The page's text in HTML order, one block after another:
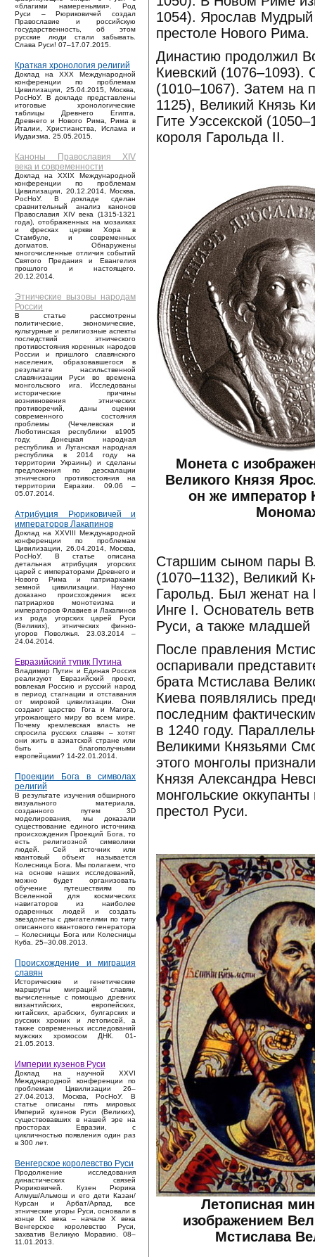
«благими намереньями». Род
Руси – Рюриковичей создал
Православие и российскую
государственность, об этом
русские люди стали забывать.
Слава Руси! 07–17.07.2015.
Краткая хронология религий
Доклад на XXX Международной
конференции по проблемам
Цивилизации, 25.04.2015, Москва,
РосНоУ. В докладе представлены
итоговые хронологические
таблицы Древнего Египта,
Древнего и Нового Рима, Рима в
Италии, Христианства, Ислама и
Иудаизма. 25.05.2015.
Каноны Православия XIV
века и современности
Доклад на XXIX Международной
конференции по проблемам
Цивилизации, 20.12.2014, Москва,
РосНоУ. В докладе сделан
сравнительный анализ канонов
Православия XIV века (1315-1321
года), отображенных на мозаиках
и фресках церкви Хора в
Стамбуле, и современных
догматов. Обнаружены
многочисленные отличия событий
Святого Предания и Евангелия
прошлого и настоящего.
20.12.2014.
Этнические вызовы народам
России
В статье рассмотрены
политические, экономические,
культурные и религиозные аспекты
последствий этнического
противостояния коренных народов
России и пришлого славянского
населения, образовавшегося в
результате насильственной
славянизации Руси во времена
монгольского ига. Исследованы
исторические причины
возникновения этнических
противоречий, даны оценки
современного состояния
проблемы (Чечелевская и
Люботинская республики в1905
году, Донецкая народная
республика и Луганская народная
республика в 2014 году на
территории Украины) и сделаны
предложения по деэскалации
этнического противостояния на
территории Евразии. 09.06 –
05.07.2014.
Атрибуция Рюриковичей и
императоров Лакапинов
Доклад на XXVIII Международной
конференции по проблемам
Цивилизации, 26.04.2014, Москва,
РосНоУ. В статье описана
детальная атрибуция угорских
царей с императорами Древнего и
Нового Рима и патриархами
земной цивилизации. Научно
доказано происхождения всех
патриархов монотеизма и
императоров Флавиев и Лакапинов
из рода угорских царей Руси
(Великих), этнических финно-
угоров Поволжья. 23.03.2014 –
24.04.2014.
Евразийский тупик Путина
Владимир Путин и Единая Россия
реализуют Евразийский проект,
вовлекая Россию и русский народ
в период стагнации и отставания
от мировой цивилизации. Они
создают царство Гога и Магога,
угрожающего миру во всем мире.
Почему кремлевская власть не
спросила русских славян – хотят
они жить в азиатской стране или
быть благополучными
европейцами? 14-22.01.2014.
Проекции Бога в символах
религий
В результате изучения обширного
визуального материала,
созданного путем 3D
моделирования, мы доказали
существование единого источника
происхождения Проекций Бога, то
есть религиозной символики
людей. Сей источник или
квантовый объект называется
Колесница Бога. Мы полагаем, что
на основе наших исследований,
можно будет организовать
обучение путешествиям по
Вселенной для космических
навигаторов из наиболее
одаренных людей и создать
звездолеты с двигателями по типу
описанного квантового генератора
– Колесницы Бога или Колесницы
Куба. 25–30.08.2013.
Происхождение и миграция
славян
Исторические и генетические
маршруты миграций славян,
вычисленные с помощью древних
византийских, европейских,
китайских, арабских, булгарских и
русских хроник и летописей, а
также современных исследований
мужских хромосом ДНК. 01-
21.05.2013.
Империи кузенов Руси
Доклад на научной XXVI
Международной конференции по
проблемам Цивилизации 26–
27.04.2013, Москва, РосНоУ. В
статье описаны пять мировых
Империй кузенов Руси (Великих),
существовавших в нашей эре на
просторах Евразии, с
цикличностью появления один раз
в 300 лет.
Венгерское королевство Руси
Продолжение исследования
династических связей
Рюриковичей. Кузен Рюрика
Алмуш/Альмош и его дети Казан/
Курсан и Арбат/Арпад, все
этнические угоры Руси, основали в
конце IX века – начале X века
Венгерское королевство Руси,
захватив Великую Моравию. 08–
11.01.2013.
1054). Ярослав
престоле Нового Рима.
Династию продолжил
Киевский
(1010–1067). Затем на
1125), Великий Князь
Гите Уэссекской
короля Гарольда II.
Монета с
Великого Князя
он же император
Старшим сыном пары
(1070–1132), Великий
Гарольд. Был женат на
Инге I. Основатель
Руси, а также младшей
После правления
оспаривали
брата Мстислава
Киева появлялись
последним
в 1240 году.
Великими Князьями
этого монголы
Князя Александра
монгольские
престол Руси.
Летописная
изображением
Мстислава